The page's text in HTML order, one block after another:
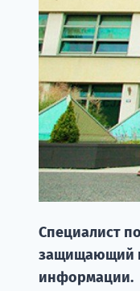
Специалист
защищающий
информации.